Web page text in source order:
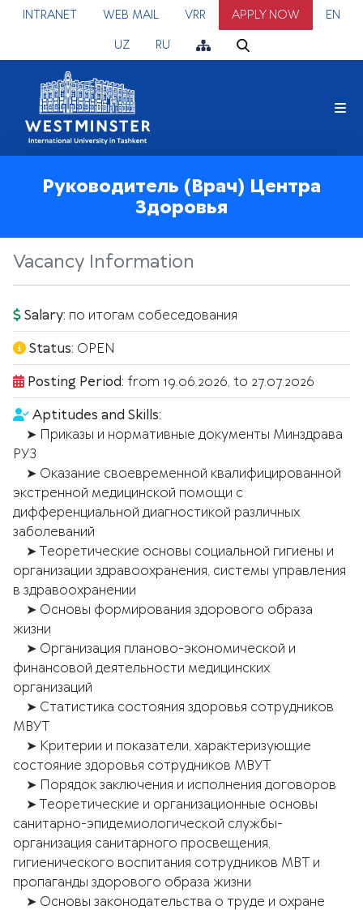
INTRANET WEB MAIL VRR APPLY NOW EN
UZ RU
Руководитель (Врач) Центра
Здоровья
Vacancy Information
Salary: по итогам собеседования
Status: OPEN
Posting Period: from 19.06.2026, to 27.07.2026
Aptitudes and Skills:
➤ Приказы и нормативные документы Минздрава
РУЗ
➤ Оказание своевременной квалифицированной
экстренной медицинской помощи с
дифференциальной диагностикой различных
заболеваний
➤ Теоретические основы социальной гигиены и
организации здравоохранения, системы управления
в здравоохранении
➤ Основы формирования здорового образа
жизни
➤ Организация планово-экономической и
финансовой деятельности медицинских
организаций
➤ Статистика состояния здоровья сотрудников
МВУТ
➤ Критерии и показатели, характеризующие
состояние здоровья сотрудников МВУТ
➤ Порядок заключения и исполнения договоров
➤ Теоретические и организационные основы
санитарно-эпидемиологической службы-
организация санитарного просвещения,
гигиенического воспитания сотрудников МВТ и
пропаганды здорового образа жизни
➤ Основы законодательства о труде и охране